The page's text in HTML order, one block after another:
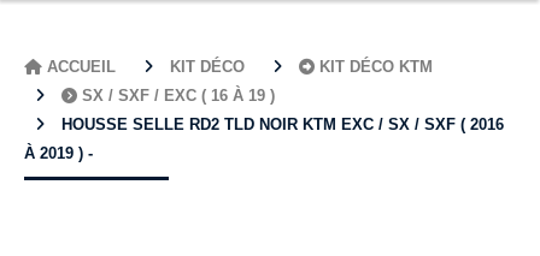
ACCUEIL KIT DÉCO
KIT DÉCO KTM
SX / SXF / EXC ( 16 À 19 )
HOUSSE SELLE RD2 TLD NOIR KTM EXC / SX / SXF ( 2016
À 2019 ) -